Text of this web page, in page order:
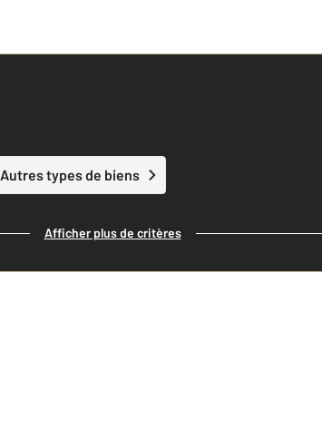
Autres types de biens
Afficher plus de critères